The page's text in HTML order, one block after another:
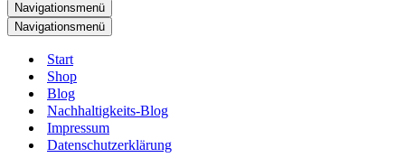
Navigationsmenü
Navigationsmenü
Start
Shop
Blog
Nachhaltigkeits-Blog
Impressum
Datenschutzerklärung